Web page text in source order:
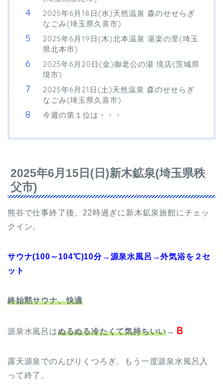
2025年6月18日(水)天然温泉 森のせせらぎ
なごみ(埼玉県久喜市)
2025年6月19日(木)北本温泉 湯楽の里(埼玉
県北本市)
2025年6月20日(金)御老公の湯 境店(茨城県
境市)
2025年6月21日(土)天然温泉 森のせせらぎ
なごみ(埼玉県久喜市)
今週の第１位は・・・
2025年6月15日(日)新木鉱泉(埼玉県秩
父市)
熊谷で仕事終了後、22時過ぎに新木鉱泉旅館にチェッ
クイン。
サウナ(100 ～104℃)10分→源泉水風呂→外気浴を２セ
ット
終始黙サウナ、快適
源泉水風呂はぬるぬる冷たくて気持ちいい→ Ｂ
露天源泉でのんびりくつろぎ、もう一度源泉水風呂入
って終了。